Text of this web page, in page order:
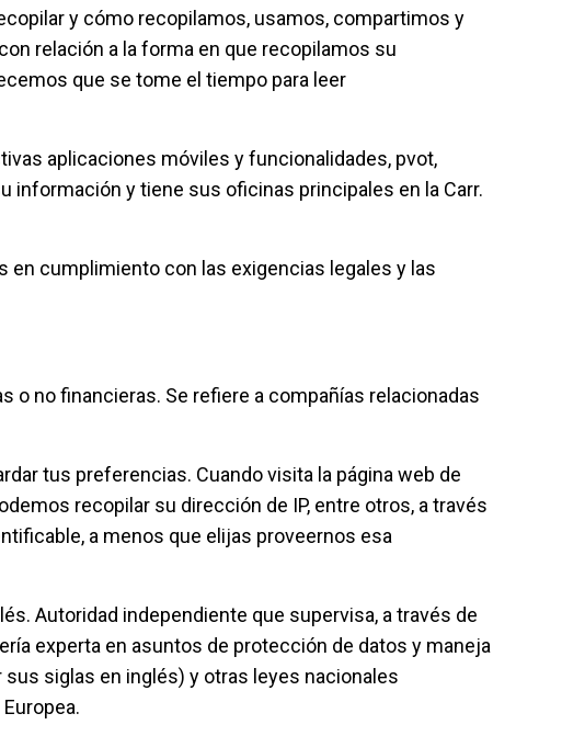
y cómo recopilamos, usamos, compartimos y
relación a la forma en que recopilamos su
que se tome el tiempo para leer
aplicaciones móviles y funcionalidades, pvot,
información y tiene sus oficinas principales en la Carr.
en cumplimiento con las exigencias legales y las
o no financieras. Se refiere a compañías relacionadas
tus preferencias. Cuando visita la página web de
recopilar su dirección de IP, entre otros, a través
a menos que elijas proveernos esa
Autoridad independiente que supervisa, a través de
experta en asuntos de protección de datos y maneja
sus siglas en inglés) y otras leyes nacionales